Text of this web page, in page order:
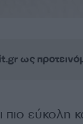
ως
πιο εύκολη